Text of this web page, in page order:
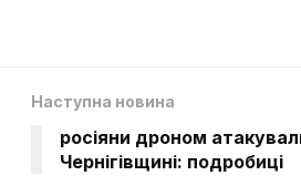
Наступна новина
росіяни дроном
Чернігівщині: подробиці